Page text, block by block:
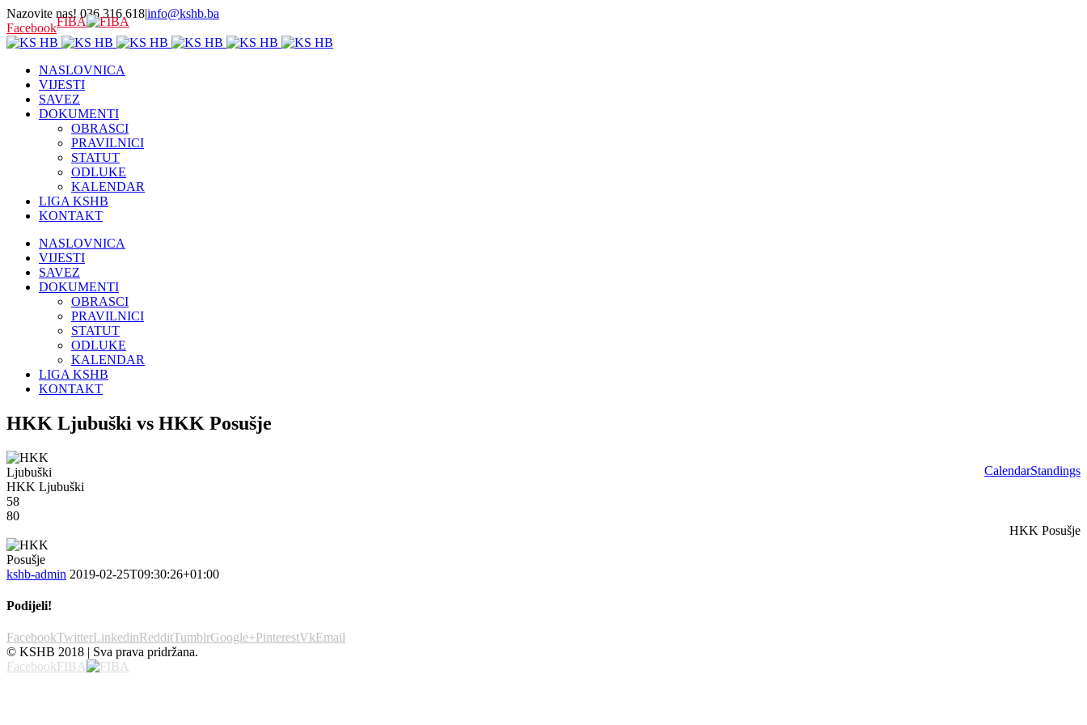
Nazovite nas! 036 316 618|info@kshb.ba
FacebookFIBA
NASLOVNICA
VIJESTI
SAVEZ
DOKUMENTI
OBRASCI
PRAVILNICI
STATUT
ODLUKE
KALENDAR
LIGA KSHB
KONTAKT
NASLOVNICA
VIJESTI
SAVEZ
DOKUMENTI
OBRASCI
PRAVILNICI
STATUT
ODLUKE
KALENDAR
LIGA KSHB
KONTAKT
HKK Ljubuški vs HKK Posušje
CalendarStandings
HKK Ljubuški
58
80
HKK Posušje
kshb-admin 2019-02-25T09:30:26+01:00
Podijeli!
FacebookTwitterLinkedinRedditTumblrGoogle+PinterestVkEmail
© KSHB 2018 | Sva prava pridržana.
FacebookFIBA